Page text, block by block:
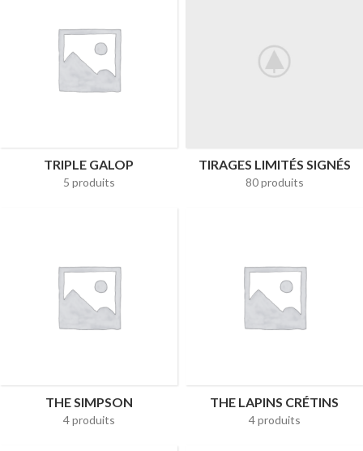
TRIPLE GALOP
5 produits
TIRAGES LIMITÉS SIGNÉS
80 produits
THE SIMPSON
4 produits
THE LAPINS CRÉTINS
4 produits